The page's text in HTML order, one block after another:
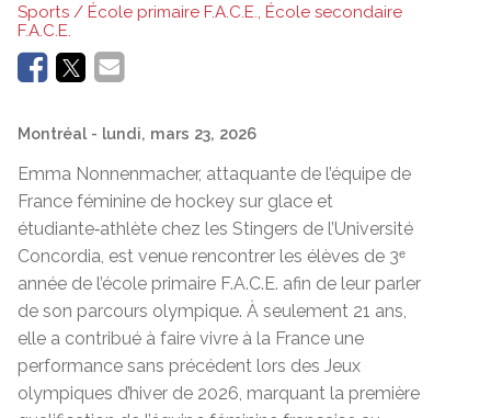
Sports / École primaire F.A.C.E., École secondaire
F.A.C.E.
Montréal - lundi, mars 23, 2026
Emma Nonnenmacher, attaquante de l’équipe de
France féminine de hockey sur glace et
étudiante‑athlète chez les Stingers de l’Université
Concordia, est venue rencontrer les élèves de 3ᵉ
année de l’école primaire F.A.C.E. afin de leur parler
de son parcours olympique. À seulement 21 ans,
elle a contribué à faire vivre à la France une
performance sans précédent lors des Jeux
olympiques d’hiver de 2026, marquant la première